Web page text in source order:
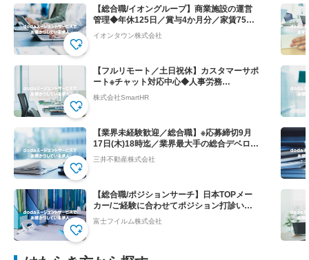
【総合職/イオングループ】商業施設の運営
管理◆年休125日／賞与4か月分／家賃75％
会社負担！
イオンタウン株式会社
【フルリモート／土日祝休】カスタマーサポ
ート※チャット対応中心◆人事労務
SaaS”SmartHR"
株式会社SmartHR
【業界未経験歓迎／総合職】※応募締切9月
17日(木)18時迄／業界最大手の総合デベロッ
パー
三井不動産株式会社
【総合職/ポジションサーチ】日本TOPメー
カー/ご経験に合わせてポジション打診いた
します
富士フイルム株式会社